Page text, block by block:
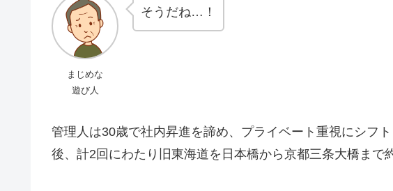
まじめな
遊び人
そうだね…！
管理人は30歳で社内昇進を諦め、プライベート重視にシフ
後、計2回にわたり旧東海道を日本橋から京都三条大橋まで